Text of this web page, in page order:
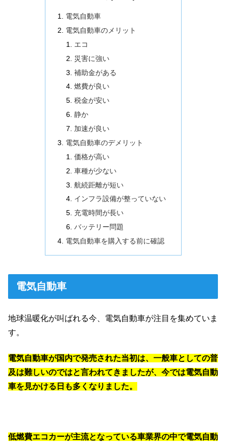
電気自動車
電気自動車のメリット
エコ
災害に強い
補助金がある
燃費が良い
税金が安い
静か
加速が良い
電気自動車のデメリット
価格が高い
車種が少ない
航続距離が短い
インフラ設備が整っていない
充電時間が長い
バッテリー問題
電気自動車を購入する前に確認
電気自動車
地球温暖化が叫ばれる今、電気自動車が注目を集めていま
す。
電気自動車が国内で発売された当初は、一般車としての普
及は難しいのではと言われてきましたが、今では電気自動
車を見かける日も多くなりました。
低燃費エコカーが主流となっている車業界の中で電気自動